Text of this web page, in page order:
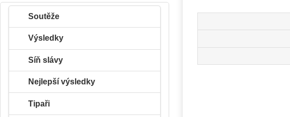
Soutěže
Výsledky
Síň slávy
Nejlepší výsledky
Tipaři